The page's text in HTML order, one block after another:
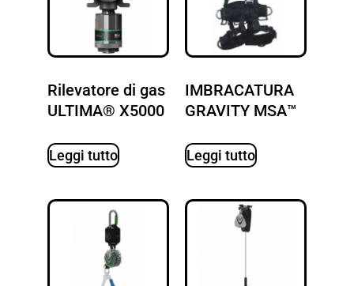
Rilevatore di gas
ULTIMA® X5000
Leggi tutto
IMBRACATURA
GRAVITY MSA™
Leggi tutto